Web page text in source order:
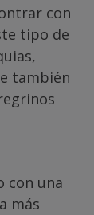
con
tipo de
también
con una
más